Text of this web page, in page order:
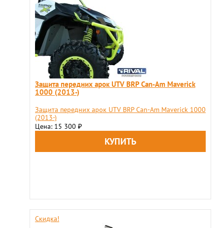
Защита передних арок UTV BRP Can-Am Maverick
1000 (2013-)
Защита передних арок UTV BRP Can-Am Maverick 1000
(2013-)
Цена: 15 300 ₽
Скидка!